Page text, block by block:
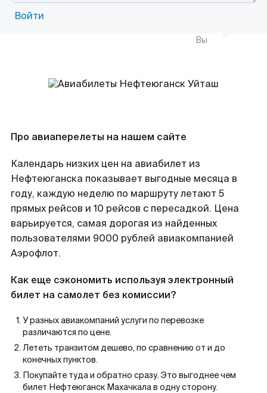
Войти
Вы
Про авиаперелеты на нашем сайте
Календарь низких цен на авиабилет из
Нефтеюганска показывает выгодные месяца в
году, каждую неделю по маршруту летают 5
прямых рейсов и 10 рейсов с пересадкой. Цена
варьируется, самая дорогая из найденных
пользователями 9000 рублей авиакомпанией
Аэрофлот.
Как еще сэкономить используя электронный
билет на самолет без комиссии?
У разных авиакомпаний услуги по перевозке
различаются по цене.
Лететь транзитом дешево, по сравнению от и до
конечных пунктов.
Покупайте туда и обратно сразу. Это выгоднее чем
билет Нефтеюганск Махачкала в одну сторону.